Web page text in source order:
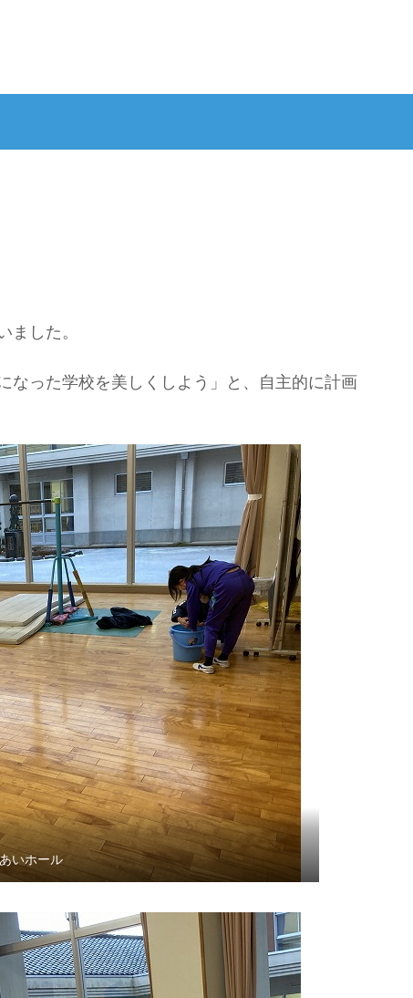
した。
なった学校を美しくしよう」と、自主的に計画
いホール